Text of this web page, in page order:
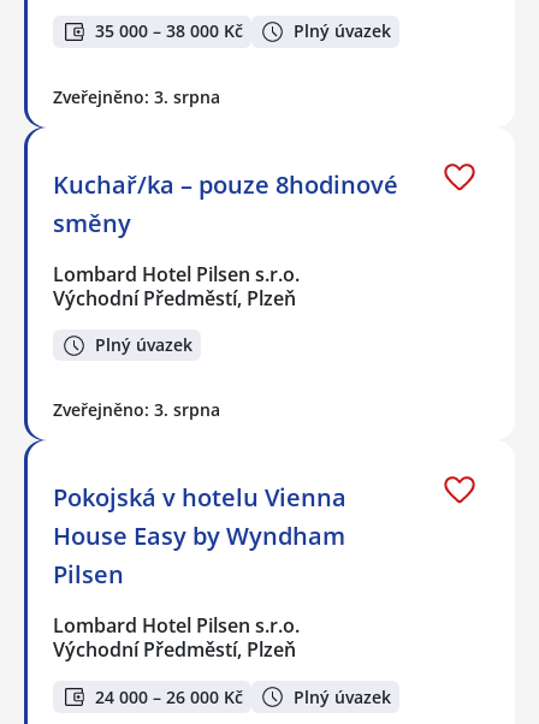
35 000 – 38 000 Kč Plný úvazek
Zveřejněno: 3. srpna
Kuchař/ka – pouze 8hodinové
směny
Lombard Hotel Pilsen s.r.o.
Východní Předměstí, Plzeň
Plný úvazek
Zveřejněno: 3. srpna
Pokojská v hotelu Vienna
House Easy by Wyndham
Pilsen
Lombard Hotel Pilsen s.r.o.
Východní Předměstí, Plzeň
24 000 – 26 000 Kč Plný úvazek